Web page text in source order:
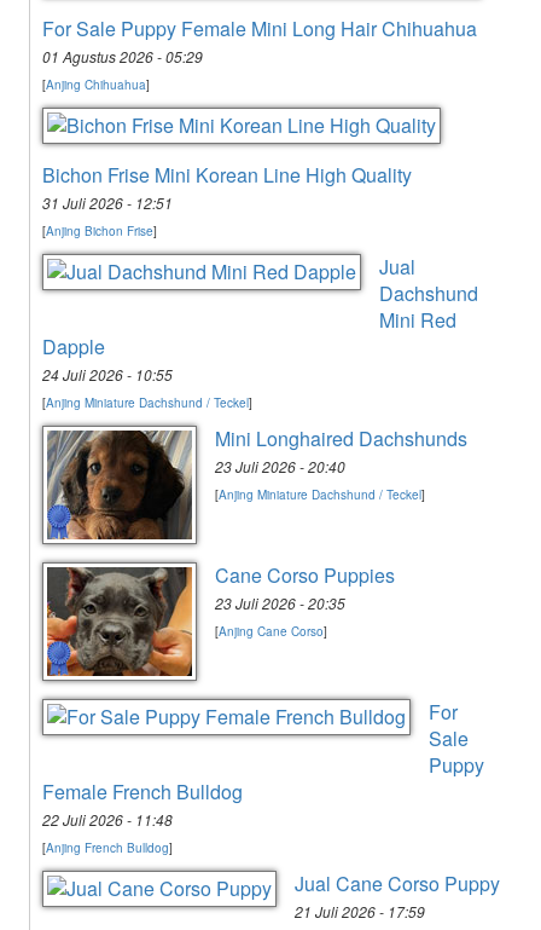
For Sale Puppy Female Mini Long Hair Chihuahua
01 Agustus 2026 - 05:29
[Anjing Chihuahua]
Bichon Frise Mini Korean Line High Quality
31 Juli 2026 - 12:51
[Anjing Bichon Frise]
Jual
Dachshund
Mini Red
Dapple
24 Juli 2026 - 10:55
[Anjing Miniature Dachshund / Teckel]
Mini Longhaired Dachshunds
23 Juli 2026 - 20:40
[Anjing Miniature Dachshund / Teckel]
Cane Corso Puppies
23 Juli 2026 - 20:35
[Anjing Cane Corso]
For
Sale
Puppy
Female French Bulldog
22 Juli 2026 - 11:48
[Anjing French Bulldog]
Jual Cane Corso Puppy
21 Juli 2026 - 17:59